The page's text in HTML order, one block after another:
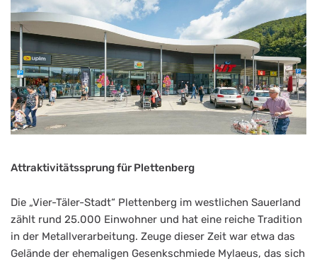
Attraktivitätssprung für Plettenberg
Die „Vier-Täler-Stadt“ Plettenberg im westlichen Sauerland
zählt rund 25.000 Einwohner und hat eine reiche Tradition
in der Metallverarbeitung. Zeuge dieser Zeit war etwa das
Gelände der ehemaligen Gesenkschmiede Mylaeus, das sich